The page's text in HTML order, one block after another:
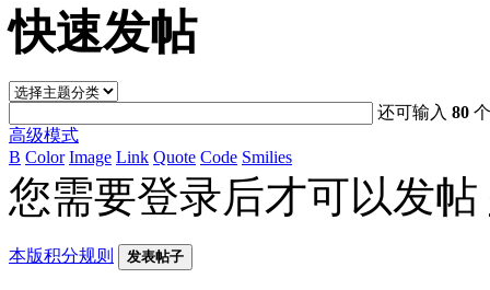
快速发帖
还可输入80
高级模式
B Color Image Link Quote Code Smilies
您需要登录后才可以发帖
本版积分规则 发表帖子